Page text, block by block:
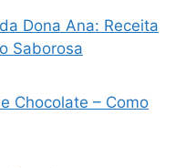
Dona Ana: Receita
Saborosa
Chocolate – Como